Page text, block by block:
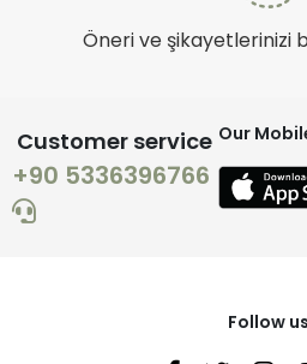
Öneri ve şikayetlerinizi
Customer service
+90 5336396766
Our
Follow us